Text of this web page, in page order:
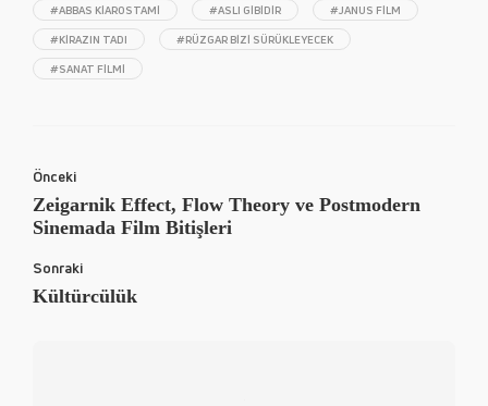
#ABBAS KIAROSTAMI
#ASLI GIBIDIR
#JANUS FILM
#KIRAZIN TADI
#RÜZGAR BIZI SÜRÜKLEYECEK
#SANAT FILMI
Önceki
Zeigarnik Effect, Flow Theory ve Postmodern
Sinemada Film Bitişleri
Sonraki
Kültürcülük